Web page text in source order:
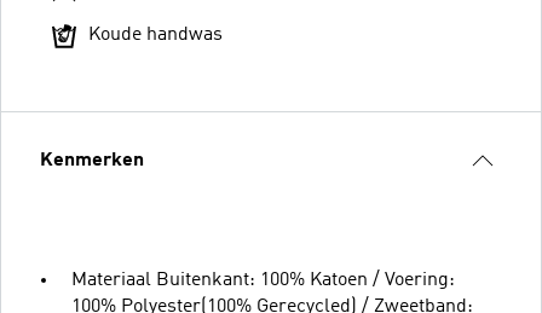
Koude handwas
Kenmerken
Materiaal Buitenkant: 100% Katoen / Voering:
100% Polyester(100% Gerecycled) / Zweetband: